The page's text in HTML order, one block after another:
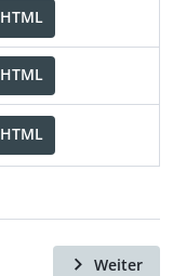
HTML
HTML
HTML
Weiter